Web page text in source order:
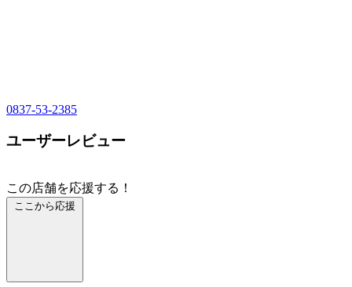
0837-53-2385
ユーザーレビュー
この店舗を応援する！
ここから応援